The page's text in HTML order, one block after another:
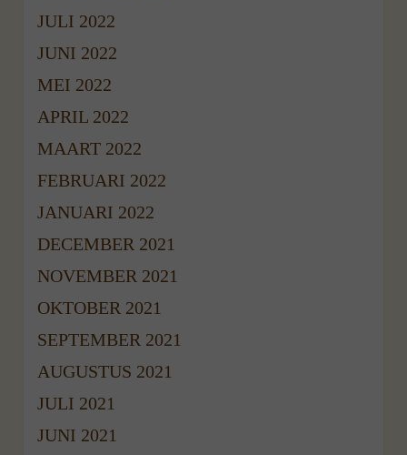
JULI 2022
JUNI 2022
MEI 2022
APRIL 2022
MAART 2022
FEBRUARI 2022
JANUARI 2022
DECEMBER 2021
NOVEMBER 2021
OKTOBER 2021
SEPTEMBER 2021
AUGUSTUS 2021
JULI 2021
JUNI 2021